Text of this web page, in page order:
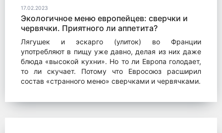
17.02.2023
Экологичное меню европейцев: сверчки и
червячки. Приятного ли аппетита?
Лягушек и эскарго (улиток) во Франции
употребляют в пищу уже давно, делая из них даже
блюда «высокой кухни». Но то ли Европа голодает,
то ли скучает. Потому что Евросоюз расширил
состав «странного меню» сверчками и червячками.